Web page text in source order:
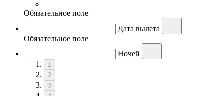
Обязательное поле
Дата вылета
Обязательное поле
Ночей
1
2
3